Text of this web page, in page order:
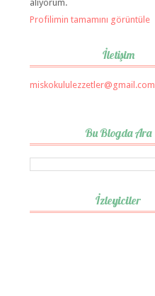
alıyorum.
Profilimin tamamını görüntüle
İletişim
miskokululezzetler@gmail.com
Bu Blogda Ara
İzleyiciler